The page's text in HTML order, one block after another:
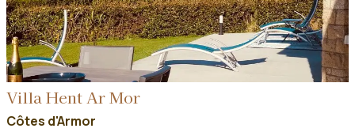
Villa Hent Ar Mor
Côtes d'Armor